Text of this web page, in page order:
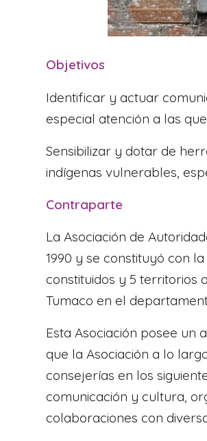
Objetivos
Identificar y actuar
especial atención a las
Sensibilizar y dotar de
indígenas vulnerables,
Contraparte
La Asociación de
1990 y se constituyó con
constituidos y 5 territorios
Tumaco en el
Esta Asociación posee
que la Asociación a lo
consejerías en los
comunicación y cultura,
colaboraciones con